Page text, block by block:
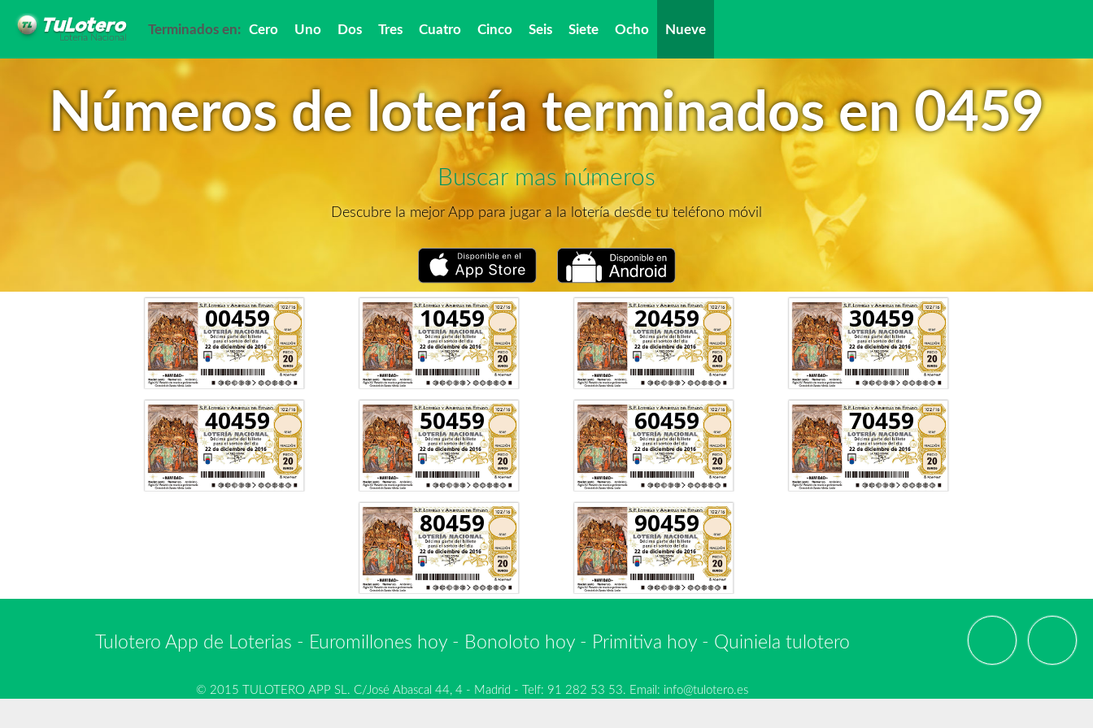
Terminados en: Cero Uno Dos Tres Cuatro Cinco Seis Siete Ocho Nueve
Números de lotería terminados en 0459
Buscar mas números
Descubre la mejor App para jugar a la lotería desde tu teléfono móvil
00459 10459 20459 30459
40459 50459 60459 70459
80459 90459
Tulotero App de Loterias - Euromillones hoy- Bonoloto hoy- Primitiva hoy- Quiniela tulotero
© 2015 TULOTERO APP SL. C/José Abascal 44, 4 - Madrid - Telf: 91 282 53 53. Email: info@tulotero.es